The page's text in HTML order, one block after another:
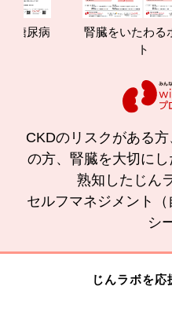
腎臓をいたわるポイン
CKDのリスクがある
の方、腎臓を大切に
熟知したじん
セルフマネジメント
シ
じんラボを